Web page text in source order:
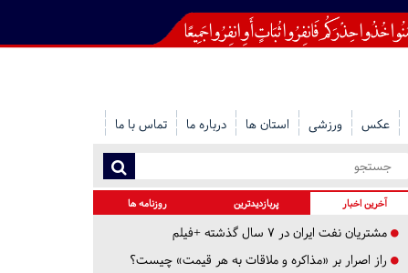
عکس ورزشی استان ها درباره ما تماس با ما
آخرین اخبار پربازدیدترین روزنامه ها
مشتریان نفت ایران در ۷ سال گذشته +فیلم
راز اصرار بر «مذاکره و ملاقات به هر قیمت» چیست؟